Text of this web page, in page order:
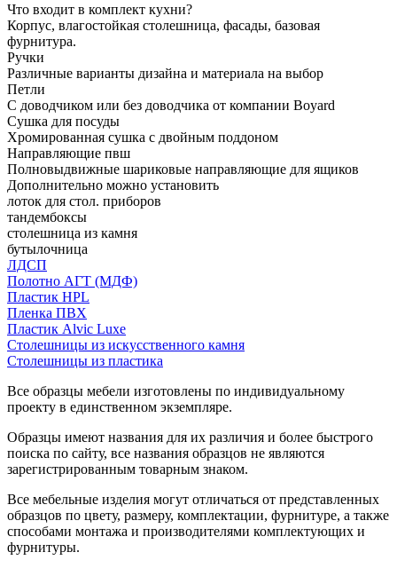
Что входит в комплект кухни?
Корпус, влагостойкая столешница, фасады, базовая
фурнитура.
Ручки
Различные варианты дизайна и материала на выбор
Петли
С доводчиком или без доводчика от компании Boyard
Сушка для посуды
Хромированная сушка с двойным поддоном
Направляющие пвш
Полновыдвижные шариковые направляющие для ящиков
Дополнительно можно установить
лоток для стол. приборов
тандембоксы
столешница из камня
бутылочница
ЛДСП
Полотно АГТ (МДФ)
Пластик HPL
Пленка ПВХ
Пластик Alvic Luxe
Столешницы из искусственного камня
Столешницы из пластика
Все образцы мебели изготовлены по индивидуальному
проекту в единственном экземпляре.
Образцы имеют названия для их различия и более быстрого
поиска по сайту, все названия образцов не являются
зарегистрированным товарным знаком.
Все мебельные изделия могут отличаться от представленных
образцов по цвету, размеру, комплектации, фурнитуре, а также
способами монтажа и производителями комплектующих и
фурнитуры.